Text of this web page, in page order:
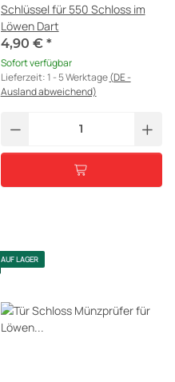
Schlüssel für 550 Schloss im
Löwen Dart
4,90 € *
Sofort verfügbar
Lieferzeit:1 - 5 Werktage(DE -
Ausland abweichend)
AUF LAGER